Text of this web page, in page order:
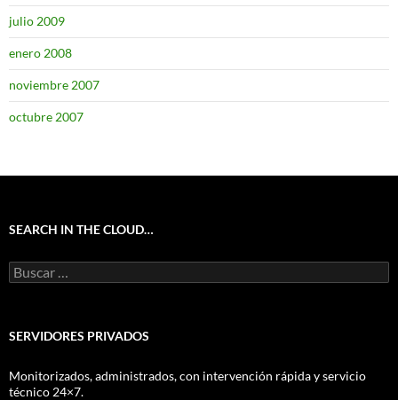
julio 2009
enero 2008
noviembre 2007
octubre 2007
SEARCH IN THE CLOUD…
Buscar:
SERVIDORES PRIVADOS
Monitorizados, administrados, con intervención rápida y servicio
técnico 24×7.